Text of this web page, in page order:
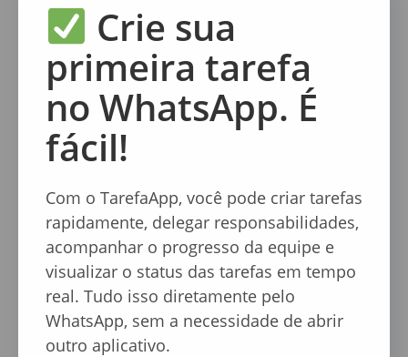
promovam clareza, identificação de riscos e
definição de metas, ajustando conforme a
evolução do time.
A simplicidade é a chave para que todos se
sintam à vontade e engajados.
prompts se torne
burocrático?
Para isso, é fundamental utilizar ferramentas
que sejam rápidas e intuitivas, eliminando
etapas desnecessárias.
Crie sua
primeira tarefa
no WhatsApp. É
fácil!
Com o TarefaApp, você pode criar tarefas
rapidamente, delegar responsabilidades,
acompanhar o progresso da equipe e
visualizar o status das tarefas em tempo
real. Tudo isso diretamente pelo
WhatsApp, sem a necessidade de abrir
outro aplicativo.